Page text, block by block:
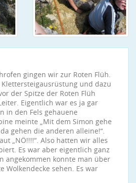
gingen wir zur Roten Flüh.
und dazu
der Spitze der Roten Flüh
Eigentlich war es ja gar
in den Fels gehauene
meinte „Mit dem Simon gehe
gehen die anderen alleine!“.
„NÖ!!!!“. Also hatten wir alles
Es war aber eigentlich ganz
angekommen konnte man über
Wolkendecke sehen. Es war